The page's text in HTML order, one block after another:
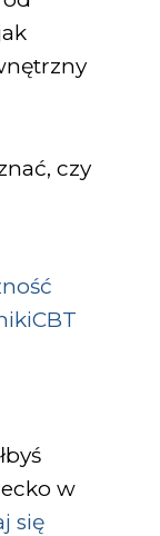
czy
w
się